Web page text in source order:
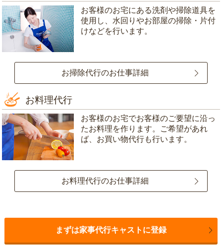
お客様のお宅にある洗剤や掃除道具を
使用し、水回りやお部屋の掃除・片付
けなどを行います。
お掃除代行のお仕事詳細
お料理代行
お客様のお宅でお客様のご要望に沿っ
たお料理を作ります。ご希望があれ
ば、お買い物代行も行います。
お料理代行のお仕事詳細
まずは家事代行キャストに登録